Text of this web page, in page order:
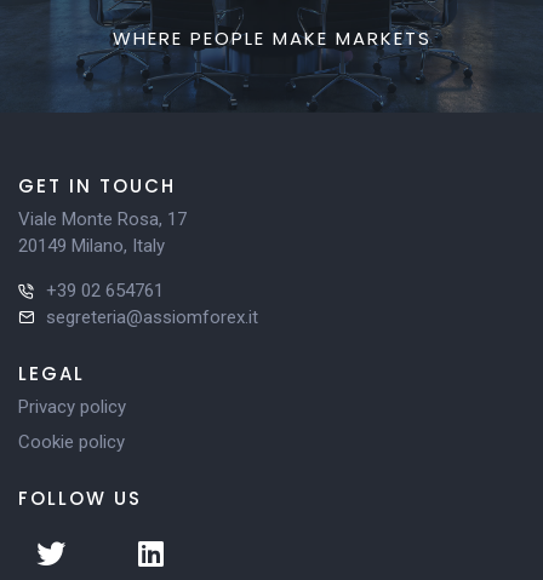
WHERE PEOPLE MAKE MARKETS
GET IN TOUCH
Viale Monte Rosa, 17
20149 Milano, Italy
+39 02 654761
segreteria@assiomforex.it
LEGAL
Privacy policy
Cookie policy
FOLLOW US